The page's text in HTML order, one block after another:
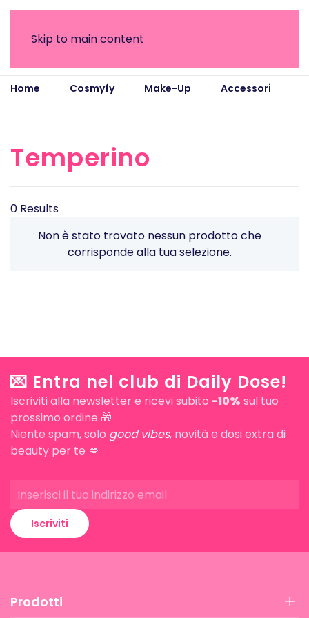
Skip to main content
Home Cosmyfy Make-Up
Accessori
Temperino
0 Results
Non è stato trovato nessun prodotto che
corrisponde alla tua selezione.
💌 Entra nel club di Daily Dose!
Iscriviti alla newsletter e ricevi subito -10% sul tuo
prossimo ordine 🎁
Niente spam, solo good vibes, novità e dosi extra di
beauty per te 💋
Iscriviti
Prodotti